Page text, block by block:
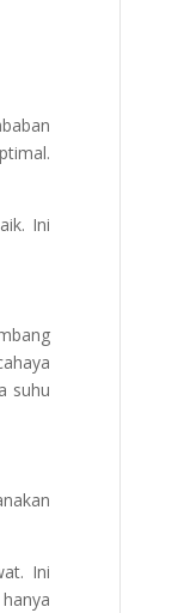
Ini
suhu
Ini